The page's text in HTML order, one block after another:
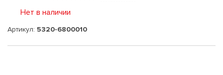
Нет в наличии
Артикул: 5320-6800010